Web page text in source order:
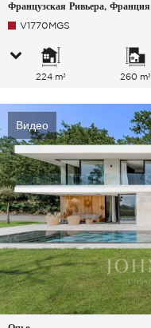
Французская Ривьера, Франция
V1770MGS
224 m² 260 m²
Видео